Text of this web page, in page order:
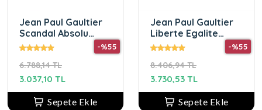
Jean Paul Gaultier
Scandal Absolu
Parfüm Concentré
Parfüm
6.788,14 TL
-%55
3.037,10 TL
Sepete Ekle
Jean Paul Gaultier
Liberte Egalite
Sexualite Edt 125 ml
8.406,94 TL
-%55
3.730,53 TL
Sepete Ekle